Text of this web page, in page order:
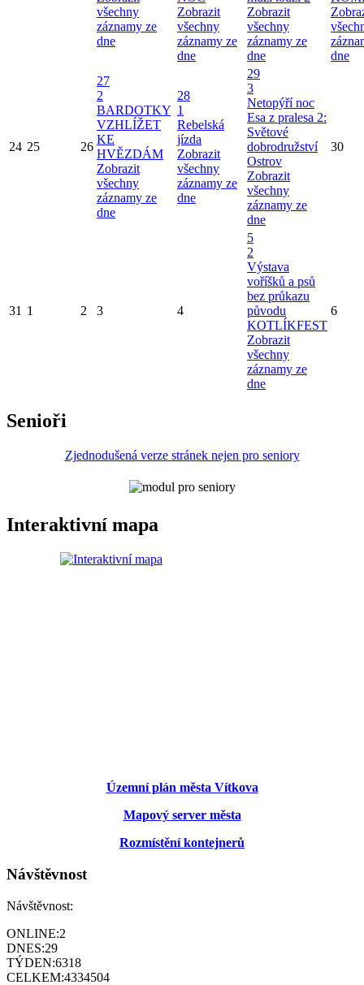
všechny
záznamy ze
dne
Zobrazit
všechny
záznamy ze
dne
Zobrazit
všechny
záznamy ze
dne
dne
24 25 26
27
2
BARDOTKY
VZHLÍŽET
KE
HVĚZDÁM
Zobrazit
všechny
záznamy ze
dne
28
1
Rebelská
jízda
Zobrazit
všechny
záznamy ze
dne
29
3
Netopýří noc
Esa z pralesa 2:
Světové
dobrodružství
Ostrov
Zobrazit
všechny
záznamy ze
dne
30
31 1 2 3 4
5
2
Výstava
voříšků a psů
bez průkazu
původu
KOTLÍKFEST
Zobrazit
všechny
záznamy ze
dne
6
Senioři
Zjednodušená verze stránek nejen pro seniory
Interaktivní mapa
Územní plán města Vítkova
Mapový server města
Rozmístění kontejnerů
Návštěvnost
Návštěvnost:
ONLINE:2
DNES:29
TÝDEN:6318
CELKEM:4334504